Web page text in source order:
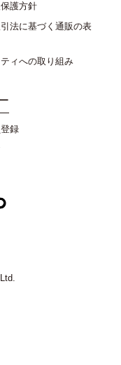
護方針
法に基づく通販の表
ィへの取り組み
録